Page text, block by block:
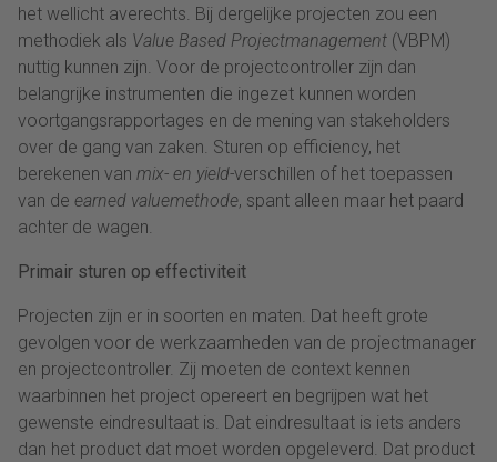
het wellicht averechts. Bij dergelijke projecten zou een
methodiek als Value Based Projectmanagement (VBPM)
nuttig kunnen zijn. Voor de projectcontroller zijn dan
belangrijke instrumenten die ingezet kunnen worden
voortgangsrapportages en de mening van stakeholders
over de gang van zaken. Sturen op efficiency, het
berekenen van mix- en yield-verschillen of het toepassen
van de earned valuemethode, spant alleen maar het paard
achter de wagen.
Primair sturen op effectiviteit
Projecten zijn er in soorten en maten. Dat heeft grote
gevolgen voor de werkzaamheden van de projectmanager
en projectcontroller. Zij moeten de context kennen
waarbinnen het project opereert en begrijpen wat het
gewenste eindresultaat is. Dat eindresultaat is iets anders
dan het product dat moet worden opgeleverd. Dat product